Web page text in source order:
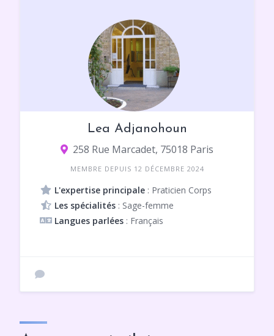
Lea Adjanohoun
258 Rue Marcadet, 75018 Paris
MEMBRE DEPUIS 12 DÉCEMBRE 2024
L'expertise principale : Praticien Corps
Les spécialités : Sage-femme
Langues parlées : Français